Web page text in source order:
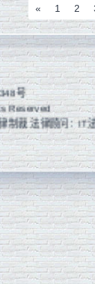
« 1 2
号
Reserved
制裁 法律顾问：IT